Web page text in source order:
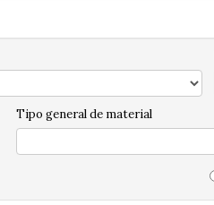
Tipo general de material